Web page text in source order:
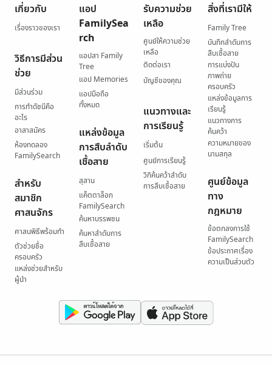
เกี่ยวกับ
เรื่องราวของเรา
วิธีการมีส่วน
ช่วย
มีส่วนร่วม
การทำดัชนีคือ
อะไร
อาสาสมัคร
ห้องทดลอง
FamilySearch
สำหรับ
สมาชิก
ศาสนจักร
ศาสนพิธีพร้อมทำ
ตัวช่วยชื่อ
ครอบครัว
แหล่งช่วยสำหรับ
ผู้นำ
แอป
FamilySea
rch
แอปสา Family
Tree
แอป Memories
แอปมือถือ
ทั้งหมด
แหล่งข้อมูล
การสืบลำดับ
เชื้อสาย
สุสาน
แค็ตตาล็อก
FamilySearch
ค้นหาบรรพชน
ค้นหาลำดับการ
สืบเชื้อสาย
รับความช่วย
เหลือ
ศูนย์ให้ความช่วย
เหลือ
ติดต่อเรา
บัญชีของคุณ
แนวทางและ
การเรียนรู้
เริ่มต้น
ศูนย์การเรียนรู้
วิกิค้นคว้าลำดับ
การสืบเชื้อสาย
สิ่งที่เรามีให้
Family Tree
บันทึกลำดับการ
สืบเชื้อสาย
การแบ่งปัน
ภาพถ่าย
ครอบครัว
แหล่งข้อมูลการ
เรียนรู้
แนวทางการ
ค้นคว้า
ความหมายของ
นามสกุล
ศูนย์ข้อมูล
ทาง
กฎหมาย
ข้อตกลงการใช้
FamilySearch
ข้อประกาศเรื่อง
ความเป็นส่วนตัว